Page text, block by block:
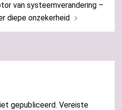
van systeemverandering –
diepe onzekerheid
gepubliceerd. Vereiste